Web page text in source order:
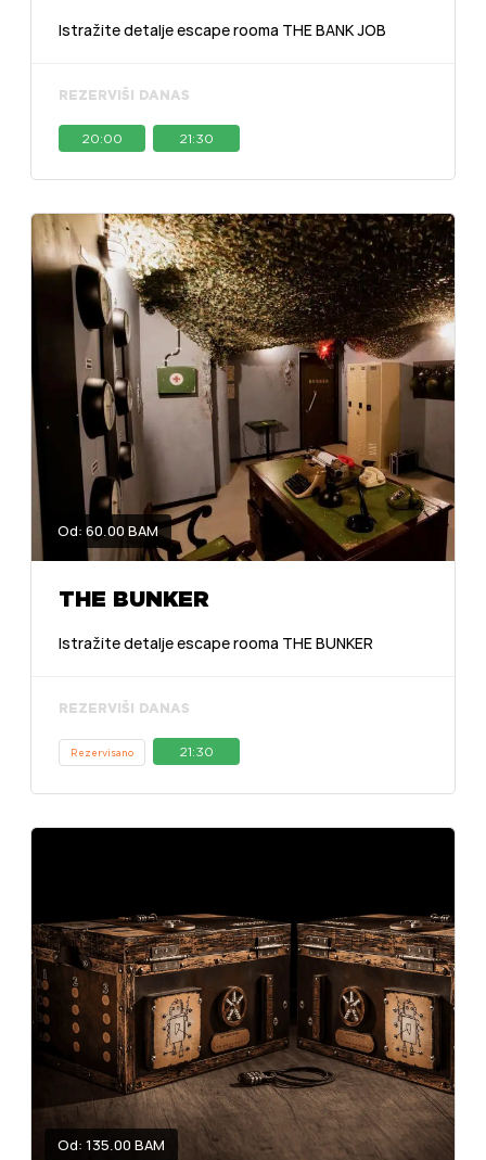
Istražite detalje escape rooma THE BANK JOB
REZERVIŠI DANAS
20:00 21:30
Od: 60.00 BAM
THE BUNKER
Istražite detalje escape rooma THE BUNKER
REZERVIŠI DANAS
Rezervisano 21:30
Od: 135.00 BAM